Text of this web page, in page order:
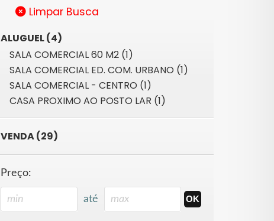
Limpar Busca
ALUGUEL (4)
SALA COMERCIAL 60 M2 (1)
SALA COMERCIAL ED. COM. URBANO (1)
SALA COMERCIAL - CENTRO (1)
CASA PROXIMO AO POSTO LAR (1)
VENDA (29)
Preço:
até